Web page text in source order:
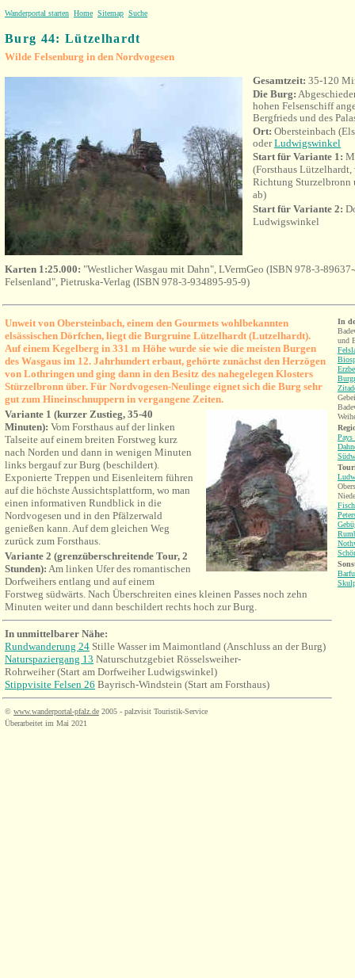
Wanderportal starten Home Sitemap Suche
Burg 44: Lützelhardt
Wilde Felsenburg in den Nordvogesen
Gesamtzeit: 35-120
Die Burg:
hohen Felsenschiff
Bergfrieds und des
Ort: Obersteinbach
oderLudwigswinkel
Start für Variante 1:
(Forsthaus
Richtung Sturzelbronn
ab)
Start für Variante 2:
Ludwigswinkel
Karten 1:25.000: "Westlicher Wasgau mit Dahn", LVermGeo (ISBN 978-3-
Felsenland", Pietruska-Verlag (ISBN 978-3-934895-95-9)
Unweit von Obersteinbach, einem den Gourmets wohlbekannten
elsässischen Dörfchen, liegt die Burgruine Lützelhardt (Lutzelhardt).
Auf einem Kegelberg in 331 m Höhe wurde sie wie die meisten Burgen
des Wasgaus im 12. Jahrhundert erbaut, gehörte zunächst den Herzögen
von Lothringen und ging dann in den Besitz des nahegelegen Klosters
Stürzelbronn über. Für Nordvogesen-Neulinge eignet sich die Burg sehr
gut zum Hineinschnuppern in vergangene Zeiten.
Variante 1 (kurzer Zustieg, 35-40
Minuten): Vom Forsthaus auf der linken
Talseite auf einem breiten Forstweg kurz
nach Norden und dann in wenigen Minuten
links bergauf zur Burg (beschildert).
Exponierte Treppen und Eisenleitern führen
auf die höchste Aussichtsplattform, wo man
einen informativen Rundblick in die
Nordvogesen und in den Pfälzerwald
genießen kann.Auf dem gleichen Weg
zurück zum Forsthaus.
Variante 2 (grenzüberschreitende Tour, 2
Stunden): Am linken Ufer des romantischen
Dorfweihers entlang und auf einem
Forstweg südwärts. Nach Überschreiten eines kleinen Passes noch zehn
Minuten weiter und dann beschildert rechts hoch zur Burg.
In unmittelbarer Nähe:
Rundwanderung 24 Stille Wasser im Maimontland (Anschluss an der Burg)
Naturspaziergang 13 Naturschutzgebiet Rösselsweiher-
Rohrweiher (Start am Dorfweiher Ludwigswinkel)
Stippvisite Felsen 26 Bayrisch-Windstein (Start am Forsthaus)
© www.wanderportal-pfalz.de 2005 - palzvisit Touristik-Service
Überarbeitet im Mai 2021
In
und
Pays